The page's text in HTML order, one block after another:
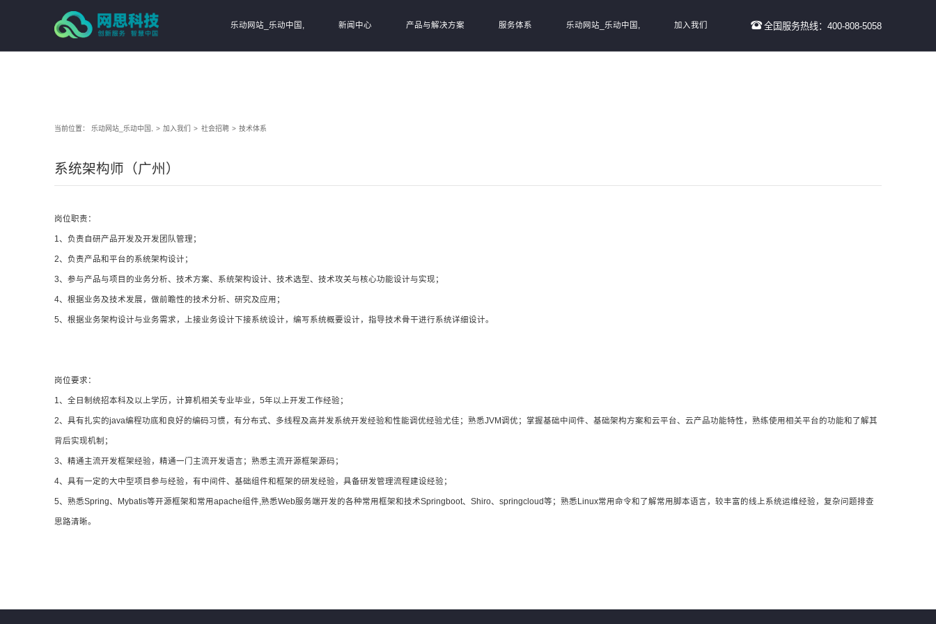
乐动网站_乐动中国, 新闻中心 产品与解决方案 服务体系 乐动网站_乐动中国, 加入我们 全国服务热线：400-808-5058
当前位置： 乐动网站_乐动中国, > 加入我们 > 社会招聘 > 技术体系
系统架构师（广州）
岗位职责：
1、负责自研产品开发及开发团队管理；
2、负责产品和平台的系统架构设计；
3、参与产品与项目的业务分析、技术方案、系统架构设计、技术选型、技术攻关与核心功能设计与实现；
4、根据业务及技术发展，做前瞻性的技术分析、研究及应用；
5、根据业务架构设计与业务需求，上接业务设计下接系统设计，编写系统概要设计，指导技术骨干进行系统详细设计。
岗位要求：
1、全日制统招本科及以上学历，计算机相关专业毕业，5年以上开发工作经验；
2、具有扎实的java编程功底和良好的编码习惯，有分布式、多线程及高并发系统开发经验和性能调优经验尤佳；熟悉JVM调优；掌握基础中间件、基础架构方案和云平台、云产品功能特性，熟练使用相关平台的功能和了解其
背后实现机制；
3、精通主流开发框架经验，精通一门主流开发语言；熟悉主流开源框架源码；
4、具有一定的大中型项目参与经验，有中间件、基础组件和框架的研发经验，具备研发管理流程建设经验；
5、熟悉Spring、Mybatis等开源框架和常用apache组件,熟悉Web服务端开发的各种常用框架和技术Springboot、Shiro、springcloud等；熟悉Linux常用命令和了解常用脚本语言，较丰富的线上系统运维经验，复杂问题排查
思路清晰。